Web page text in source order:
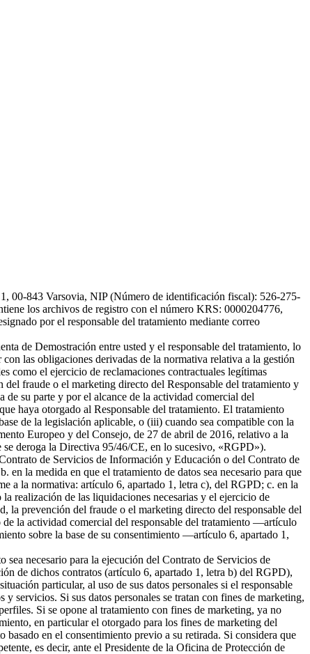
00-843 Varsovia, NIP (Número de identificación fiscal): 526-275-
los archivos de registro con el número KRS: 0000204776,
por el responsable del tratamiento mediante correo
de Demostración entre usted y el responsable del tratamiento, lo
las obligaciones derivadas de la normativa relativa a la gestión
como el ejercicio de reclamaciones contractuales legítimas
fraude o el marketing directo del Responsable del tratamiento y
de su parte y por el alcance de la actividad comercial del
haya otorgado al Responsable del tratamiento. El tratamiento
de la legislación aplicable, o (iii) cuando sea compatible con la
Europeo y del Consejo, de 27 de abril de 2016, relativo a la
se deroga la Directiva 95/46/CE, en lo sucesivo, «RGPD»).
de Servicios de Información y Educación o del Contrato de
la medida en que el tratamiento de datos sea necesario para que
a la normativa: artículo 6, apartado 1, letra c), del RGPD; c. en la
realización de las liquidaciones necesarias y el ejercicio de
la prevención del fraude o el marketing directo del responsable del
la actividad comercial del responsable del tratamiento —artículo
sobre la base de su consentimiento —artículo 6, apartado 1,
sea necesario para la ejecución del Contrato de Servicios de
de dichos contratos (artículo 6, apartado 1, letra b) del RGPD),
particular, al uso de sus datos personales si el responsable
servicios. Si sus datos personales se tratan con fines de marketing,
Si se opone al tratamiento con fines de marketing, ya no
en particular el otorgado para los fines de marketing del
en el consentimiento previo a su retirada. Si considera que
es decir, ante el Presidente de la Oficina de Protección de